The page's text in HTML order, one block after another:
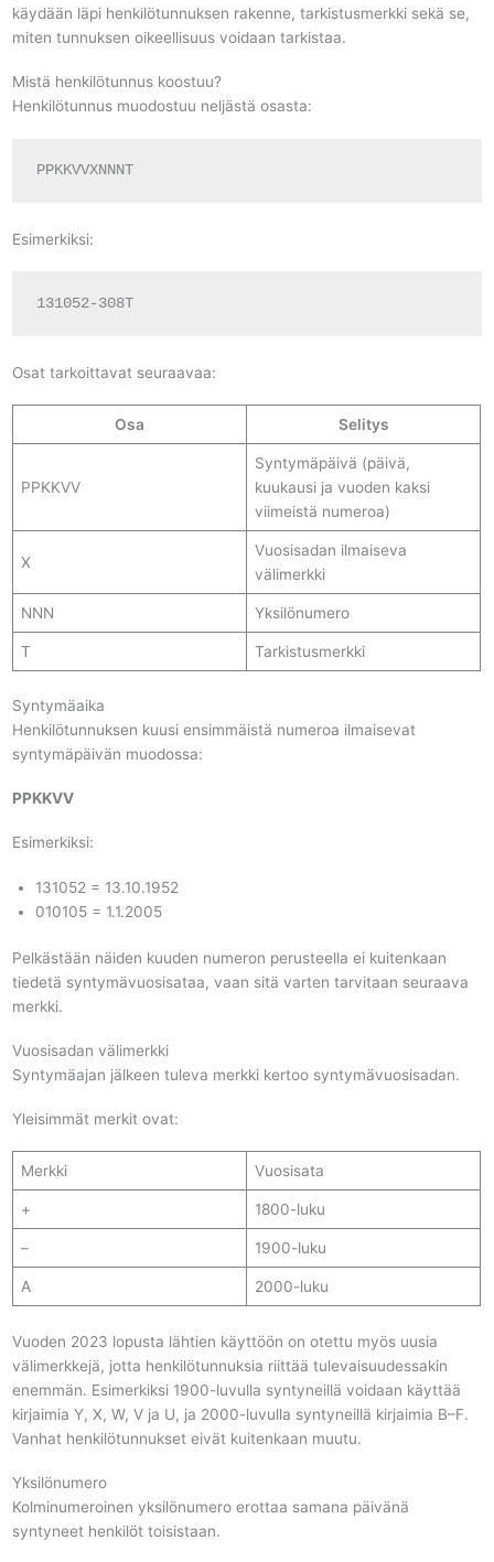
käydään läpi henkilötunnuksen rakenne, tarkistusmerkki sekä se,
miten tunnuksen oikeellisuus voidaan tarkistaa.
Mistä henkilötunnus koostuu?
Henkilötunnus muodostuu neljästä osasta:
PPKKVVXNNNT
Esimerkiksi:
131052-308T
Osat tarkoittavat seuraavaa:
Osa Selitys
PPKKVV
Syntymäpäivä (päivä,
kuukausi ja vuoden kaksi
viimeistä numeroa)
X
Vuosisadan ilmaiseva
välimerkki
NNN Yksilönumero
T Tarkistusmerkki
Syntymäaika
Henkilötunnuksen kuusi ensimmäistä numeroa ilmaisevat
syntymäpäivän muodossa:
PPKKVV
Esimerkiksi:
131052 = 13.10.1952
010105 = 1.1.2005
Pelkästään näiden kuuden numeron perusteella ei kuitenkaan
tiedetä syntymävuosisataa, vaan sitä varten tarvitaan seuraava
merkki.
Vuosisadan välimerkki
Syntymäajan jälkeen tuleva merkki kertoo syntymävuosisadan.
Yleisimmät merkit ovat:
Merkki Vuosisata
+ 1800-luku
– 1900-luku
A 2000-luku
Vuoden 2023 lopusta lähtien käyttöön on otettu myös uusia
välimerkkejä, jotta henkilötunnuksia riittää tulevaisuudessakin
enemmän. Esimerkiksi 1900-luvulla syntyneillä voidaan käyttää
kirjaimia Y, X, W, V ja U, ja 2000-luvulla syntyneillä kirjaimia B–F.
Vanhat henkilötunnukset eivät kuitenkaan muutu.
Yksilönumero
Kolminumeroinen yksilönumero erottaa samana päivänä
syntyneet henkilöt toisistaan.